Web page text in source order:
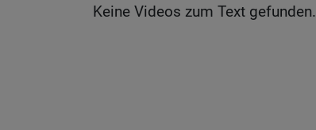
Keine Videos zum Text gefunden.